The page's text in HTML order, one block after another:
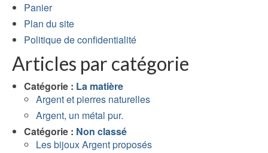
Panier
Plan du site
Politique de confidentialité
Articles par catégorie
Catégorie : La matière
Argent et pierres naturelles
Argent, un métal pur.
Catégorie : Non classé
Les bijoux Argent proposés